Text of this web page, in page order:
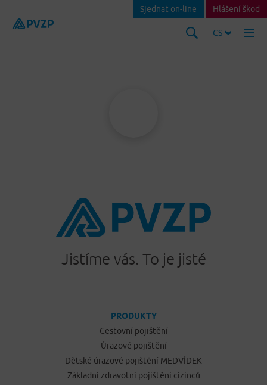
CS
Sjednat on-line Hlášení škod
Jistíme vás. To je jisté
PRODUKTY
Cestovní pojištění
Úrazové pojištění
Dětské úrazové pojištění MEDVÍDEK
Základní zdravotní pojištění cizinců